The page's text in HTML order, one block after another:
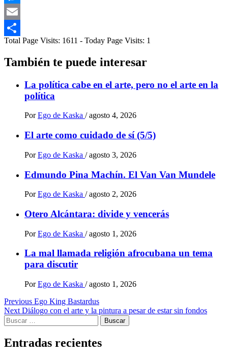
Messenger
Email
Compartir
Total Page Visits: 1611 - Today Page Visits: 1
También te puede interesar
La política cabe en el arte, pero no el arte en la
política
Por Ego de Kaska / agosto 4, 2026
El arte como cuidado de sí (5/5)
Por Ego de Kaska / agosto 3, 2026
Edmundo Pina Machín. El Van Van Mundele
Por Ego de Kaska / agosto 2, 2026
Otero Alcántara: divide y vencerás
Por Ego de Kaska / agosto 1, 2026
La mal llamada religión afrocubana un tema
para discutir
Por Ego de Kaska / agosto 1, 2026
Post
navigation
Previous Ego King Bastardus
Next Diálogo con el arte y la pintura a pesar de estar sin fondos
Buscar:
Entradas recientes